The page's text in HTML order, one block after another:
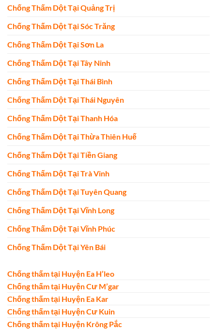
Chống Thấm Dột Tại Quảng Trị
Chống Thấm Dột Tại Sóc Trăng
Chống Thấm Dột Tại Sơn La
Chống Thấm Dột Tại Tây Ninh
Chống Thấm Dột Tại Thái Bình
Chống Thấm Dột Tại Thái Nguyên
Chống Thấm Dột Tại Thanh Hóa
Chống Thấm Dột Tại Thừa Thiên Huế
Chống Thấm Dột Tại Tiền Giang
Chống Thấm Dột Tại Trà Vinh
Chống Thấm Dột Tại Tuyên Quang
Chống Thấm Dột Tại Vĩnh Long
Chống Thấm Dột Tại Vĩnh Phúc
Chống Thấm Dột Tại Yên Bái
Chống thấm tại Huyện Ea H’leo
Chống thấm tại Huyện Cư M’gar
Chống thấm tại Huyện Ea Kar
Chống thấm tại Huyện Cư Kuin
Chống thấm tại Huyện Krông Pắc